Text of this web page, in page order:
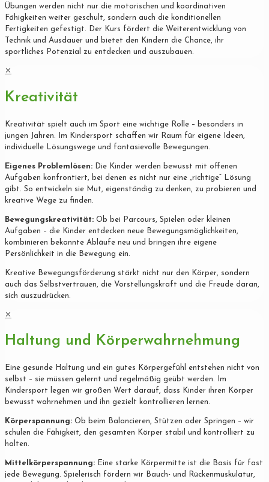
Übungen werden nicht nur die motorischen und koordinativen
Fähigkeiten weiter geschult, sondern auch die konditionellen
Fertigkeiten gefestigt. Der Kurs fördert die Weiterentwicklung von
Technik und Ausdauer und bietet den Kindern die Chance, ihr
sportliches Potenzial zu entdecken und auszubauen.
✕
Kreativität
Kreativität spielt auch im Sport eine wichtige Rolle – besonders in
jungen Jahren. Im Kindersport schaffen wir Raum für eigene Ideen,
individuelle Lösungswege und fantasievolle Bewegungen.
Eigenes Problemlösen: Die Kinder werden bewusst mit offenen
Aufgaben konfrontiert, bei denen es nicht nur eine „richtige“ Lösung
gibt. So entwickeln sie Mut, eigenständig zu denken, zu probieren und
kreative Wege zu finden.
Bewegungskreativität: Ob bei Parcours, Spielen oder kleinen
Aufgaben – die Kinder entdecken neue Bewegungsmöglichkeiten,
kombinieren bekannte Abläufe neu und bringen ihre eigene
Persönlichkeit in die Bewegung ein.
Kreative Bewegungsförderung stärkt nicht nur den Körper, sondern
auch das Selbstvertrauen, die Vorstellungskraft und die Freude daran,
sich auszudrücken.
✕
Haltung und Körperwahrnehmung
Eine gesunde Haltung und ein gutes Körpergefühl entstehen nicht von
selbst – sie müssen gelernt und regelmäßig geübt werden. Im
Kindersport legen wir großen Wert darauf, dass Kinder ihren Körper
bewusst wahrnehmen und ihn gezielt kontrollieren lernen.
Körperspannung: Ob beim Balancieren, Stützen oder Springen – wir
schulen die Fähigkeit, den gesamten Körper stabil und kontrolliert zu
halten.
Mittelkörperspannung: Eine starke Körpermitte ist die Basis für fast
jede Bewegung. Spielerisch fördern wir Bauch- und Rückenmuskulatur,